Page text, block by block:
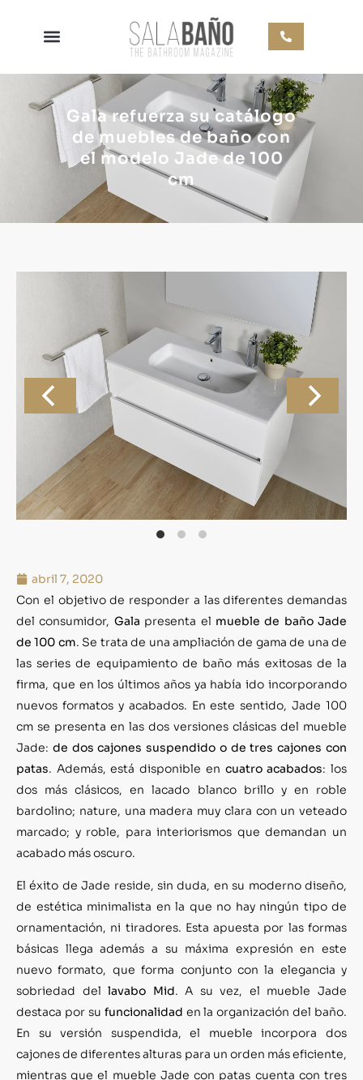
Gala refuerza su catálogo
de muebles de baño con
el modelo Jade de 100
cm
abril 7, 2020
Con el objetivo de responder a las diferentes demandas
del consumidor, Gala presenta el mueble de baño Jade
de 100 cm . Se trata de una ampliación de gama de una de
las series de equipamiento de baño más exitosas de la
firma, que en los últimos años ya había ido incorporando
nuevos formatos y acabados. En este sentido, Jade 100
cm se presenta en las dos versiones clásicas del mueble
Jade: de dos cajones suspendido o de tres cajones con
patas . Además, está disponible en cuatro acabados: los
dos más clásicos, en lacado blanco brillo y en roble
bardolino; nature, una madera muy clara con un veteado
marcado; y roble, para interiorismos que demandan un
acabado más oscuro.
El éxito de Jade reside, sin duda, en su moderno diseño,
de estética minimalista en la que no hay ningún tipo de
ornamentación, ni tiradores. Esta apuesta por las formas
básicas llega además a su máxima expresión en este
nuevo formato, que forma conjunto con la elegancia y
sobriedad dellavabo Mid . A su vez, el mueble Jade
destaca por su funcionalidad en la organización del baño.
En su versión suspendida, el mueble incorpora dos
cajones de diferentes alturas para un orden más eficiente,
mientras que el mueble Jade con patas cuenta con tres